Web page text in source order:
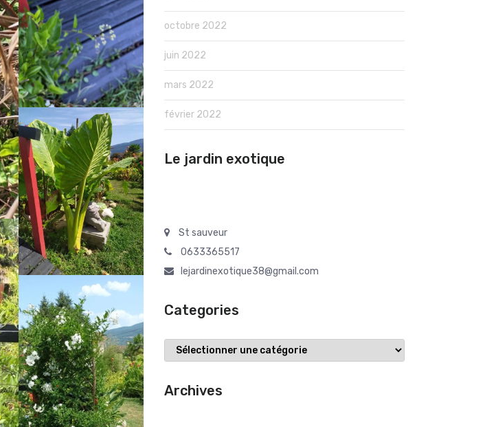
octobre 2022
juin 2022
mars 2022
février 2022
Le jardin exotique
St sauveur
0633365517
lejardinexotique38@gmail.com
Categories
Categories
Archives